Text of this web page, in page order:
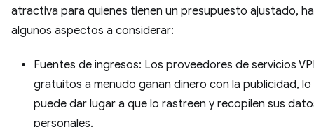
atractiva para quienes tienen un presupuesto ajustado,
algunos aspectos a considerar:
Fuentes de ingresos: Los proveedores de servicios
gratuitos a menudo ganan dinero con la publicidad, lo
puede dar lugar a que lo rastreen y recopilen sus
personales.